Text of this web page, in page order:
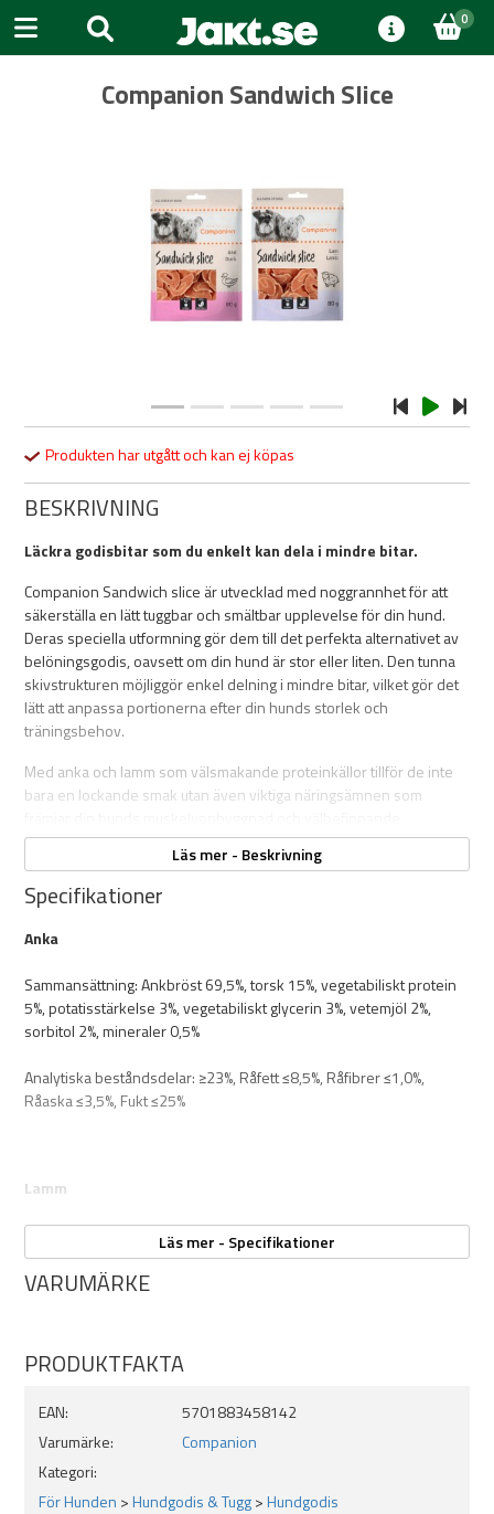
0
Companion Sandwich Slice
Produkten har utgått och kan ej köpas
BESKRIVNING
Läckra godisbitar som du enkelt kan dela i mindre bitar.
Companion Sandwich slice är utvecklad med noggrannhet för att
säkerställa en lätt tuggbar och smältbar upplevelse för din hund.
Deras speciella utformning gör dem till det perfekta alternativet av
belöningsgodis, oavsett om din hund är stor eller liten. Den tunna
skivstrukturen möjliggör enkel delning i mindre bitar, vilket gör det
lätt att anpassa portionerna efter din hunds storlek och
träningsbehov.
Med anka och lamm som välsmakande proteinkällor tillför de inte
bara en lockande smak utan även viktiga näringsämnen som
Egenskaper:
Enkla att dela i mindre bitar
100% naturliga
Utan tillsatt socker
- Anka
- Lamm
Läs mer - Beskrivning
Specifikationer
Anka
Sammansättning: Ankbröst 69,5%, torsk 15%, vegetabiliskt protein
5%, potatisstärkelse 3%, vegetabiliskt glycerin 3%, vetemjöl 2%,
sorbitol 2%, mineraler 0,5%
Analytiska beståndsdelar: ≥23%, Råfett ≤8,5%, Råfibrer ≤1,0%,
Råaska ≤3,5%, Fukt ≤25%
Lamm
Sammansättning: lamm 69,5%, torsk 15%, vegetabiliskt protein 5%,
potatisstärkelse 3%, vegetabiliskt glycerin 3%, vetemjöl 2%, sorbitol
2%, mineraler 0,5%
Läs mer - Specifikationer
VARUMÄRKE
PRODUKTFAKTA
EAN:
5701883458142
Varumärke:
Companion
Kategori:
För Hunden >Hundgodis & Tugg>Hundgodis